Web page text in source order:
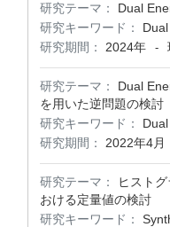
研究テーマ：
Dual
研究キーワード：
研究期間：
2024年 -
研究テーマ：
Dual
を用いた逆問題の検討
研究キーワード：
研究期間：
2022年4月
研究テーマ：
ヒスト
おける定量値の検討
研究キーワード：